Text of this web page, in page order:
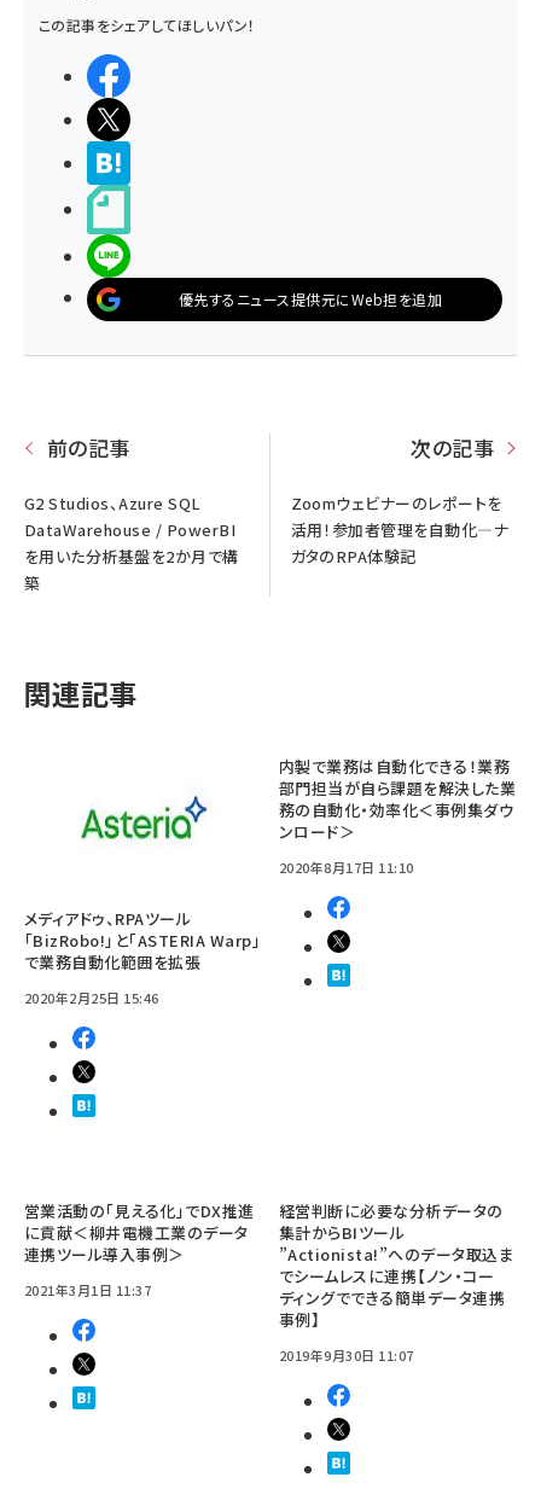
この記事をシェアしてほしいパン！
優先するニュース提供元にWeb担を追加
前の記事
G2 Studios、Azure SQL
DataWarehouse / PowerBI
を用いた分析基盤を2か月で構
築
次の記事
Zoomウェビナーのレポートを
活用！参加者管理を自動化—ナ
ガタのRPA体験記
関連記事
メディアドゥ、RPAツール
「BizRobo!」と「ASTERIA Warp」
で業務自動化範囲を拡張
2020年2月25日 15:46
内製で業務は自動化できる！業務
部門担当が自ら課題を解決した業
務の自動化・効率化＜事例集ダウ
ンロード＞
2020年8月17日 11:10
営業活動の「見える化」でDX推進
に貢献＜柳井電機工業のデータ
連携ツール導入事例＞
2021年3月1日 11:37
経営判断に必要な分析データの
集計からBIツール
”Actionista!”へのデータ取込ま
でシームレスに連携【ノン・コー
ディングでできる簡単データ連携
事例】
2019年9月30日 11:07